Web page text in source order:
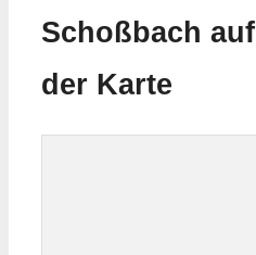
Schoßbach auf
der Karte